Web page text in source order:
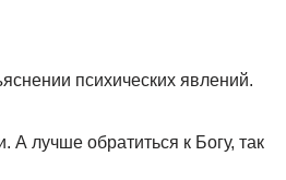
психических явлений.
лучше обратиться к Богу, так